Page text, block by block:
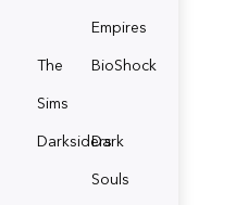
Empires
The
Sims
BioShock
Darksiders
Dark
Souls